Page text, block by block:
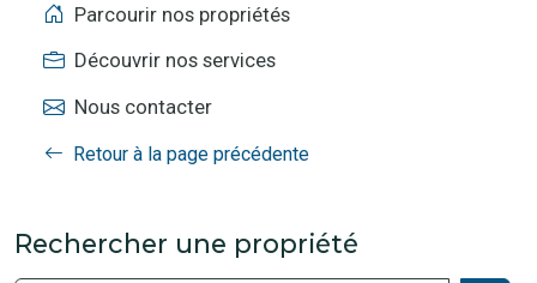
Parcourir nos propriétés
Découvrir nos services
Nous contacter
Retour à la page précédente
Rechercher une propriété